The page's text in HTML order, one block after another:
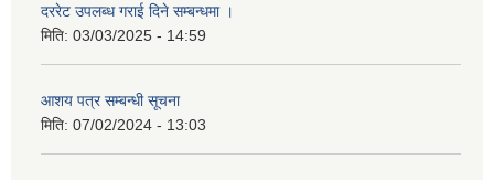
दररेट उपलब्ध गराई दिने सम्बन्धमा ।
मिति: 03/03/2025 - 14:59
आशय पत्र सम्बन्धी सूचना
मिति: 07/02/2024 - 13:03